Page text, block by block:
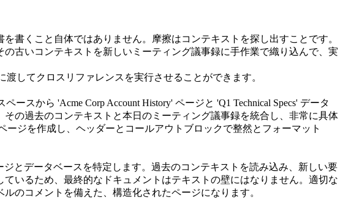
書くこと自体ではありません。摩擦はコンテキストを探し出すことです。
古いコンテキストを新しいミーティング議事録に手作業で織り込んで、実
してクロスリファレンスを実行させることができます。
スから 'Acme Corp Account History' ページと 'Q1 Technical Specs' データ
の過去のコンテキストと本日のミーティング議事録を統合し、非常に具体
ージを作成し、ヘッダーとコールアウトブロックで整然とフォーマット
とデータベースを特定します。過去のコンテキストを読み込み、新しい要
いるため、最終的なドキュメントはテキストの壁にはなりません。適切な
のコメントを備えた、構造化されたページになります。